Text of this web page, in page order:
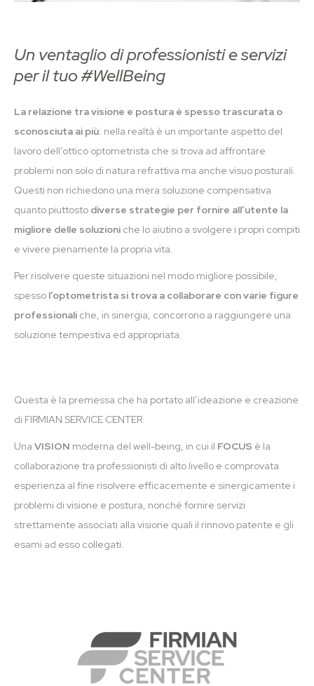
Un ventaglio di professionisti e servizi
per il tuo #WellBeing
La relazione tra visione e postura è spesso trascurata o
sconosciuta ai più: nella realtà è un importante aspetto del
lavoro dell’ottico optometrista che si trova ad affrontare
problemi non solo di natura refrattiva ma anche visuo posturali.
Questi non richiedono una mera soluzione compensativa
quanto piuttosto diverse strategie per fornire all’utente la
migliore delle soluzioni che lo aiutino a svolgere i propri compiti
e vivere pienamente la propria vita.
Per risolvere queste situazioni nel modo migliore possibile,
spesso l’optometrista si trova a collaborare con varie figure
professionali che, in sinergia, concorrono a raggiungere una
soluzione tempestiva ed appropriata.
Questa è la premessa che ha portato all’ideazione e creazione
di FIRMIAN SERVICE CENTER.
Una VISION moderna del well-being, in cui il FOCUS è la
collaborazione tra professionisti di alto livello e comprovata
esperienza al fine risolvere efficacemente e sinergicamente i
problemi di visione e postura, nonché fornire servizi
strettamente associati alla visione quali il rinnovo patente e gli
esami ad esso collegati.